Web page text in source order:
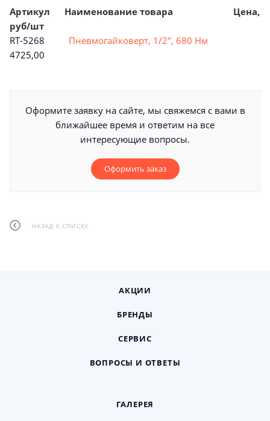
Артикул Наименование товара Цена,
руб/шт
RT-5268 Пневмогайковерт, 1/2", 680 Нм
4725,00
Оформите заявку на сайте, мы свяжемся с вами в
ближайшее время и ответим на все
интересующие вопросы.
Оформить заказ
НАЗАД К СПИСКУ
АКЦИИ
БРЕНДЫ
СЕРВИС
ВОПРОСЫ И ОТВЕТЫ
ГАЛЕРЕЯ